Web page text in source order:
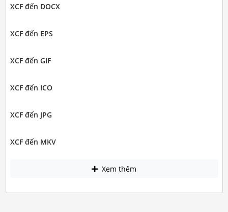
XCF đến DOCX
XCF đến EPS
XCF đến GIF
XCF đến ICO
XCF đến JPG
XCF đến MKV
Xem thêm